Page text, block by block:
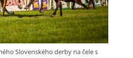
Slovenského derby na čele s